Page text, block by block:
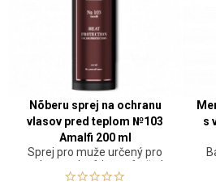
Nõberu sprej na ochranu
vlasov pred teplom №103
Amalfi 200 ml
Sprej pro muže určený pro
ochranu vlasů i vousů před
tepelným stylingem
s